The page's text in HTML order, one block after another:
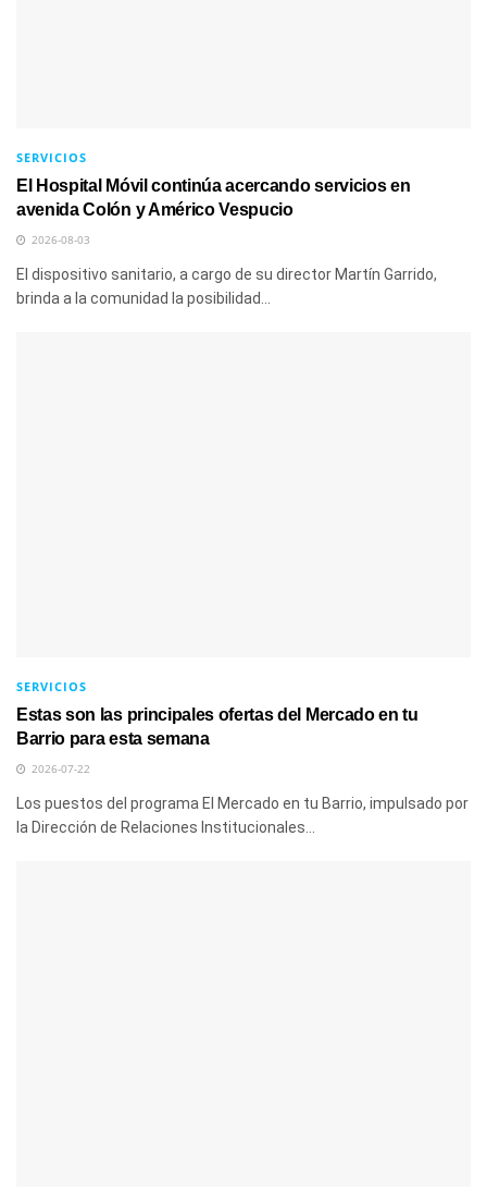
SERVICIOS
El Hospital Móvil continúa acercando servicios en
avenida Colón y Américo Vespucio
2026-08-03
El dispositivo sanitario, a cargo de su director Martín Garrido,
brinda a la comunidad la posibilidad...
SERVICIOS
Estas son las principales ofertas del Mercado en tu
Barrio para esta semana
2026-07-22
Los puestos del programa El Mercado en tu Barrio, impulsado por
la Dirección de Relaciones Institucionales...